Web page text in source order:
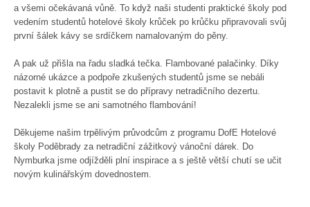
a všemi očekávaná vůně. To když naši studenti praktické školy pod
vedením studentů hotelové školy krůček po krůčku připravovali svůj
první šálek kávy se srdíčkem namalovaným do pěny.
A pak už přišla na řadu sladká tečka. Flambované palačinky. Díky
názorné ukázce a podpoře zkušených studentů jsme se nebáli
postavit k plotně a pustit se do přípravy netradičního dezertu.
Nezalekli jsme se ani samotného flambování!
Děkujeme našim trpělivým průvodcům z programu DofE Hotelové
školy Poděbrady za netradiční zážitkový vánoční dárek. Do
Nymburka jsme odjížděli plní inspirace a s ještě větší chutí se učit
novým kulinářským dovednostem.